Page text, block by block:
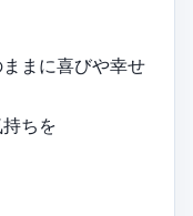
ままに喜びや幸せ
ちを